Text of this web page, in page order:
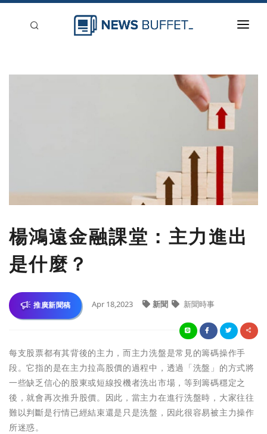
楊鴻遠金融課堂：主力進出
是什麼？
推廣新聞稿 Apr 18,2023 新聞 新聞時事
每支股票都有其背後的主力，而主力洗盤是常見的籌碼操作手
段。它指的是在主力拉高股價的過程中，透過「洗盤」的方式將
一些缺乏信心的股東或短線投機者洗出市場，等到籌碼穩定之
後，就會再次推升股價。因此，當主力在進行洗盤時，大家往往
難以判斷是行情已經結束還是只是洗盤，因此很容易被主力操作
所迷惑。